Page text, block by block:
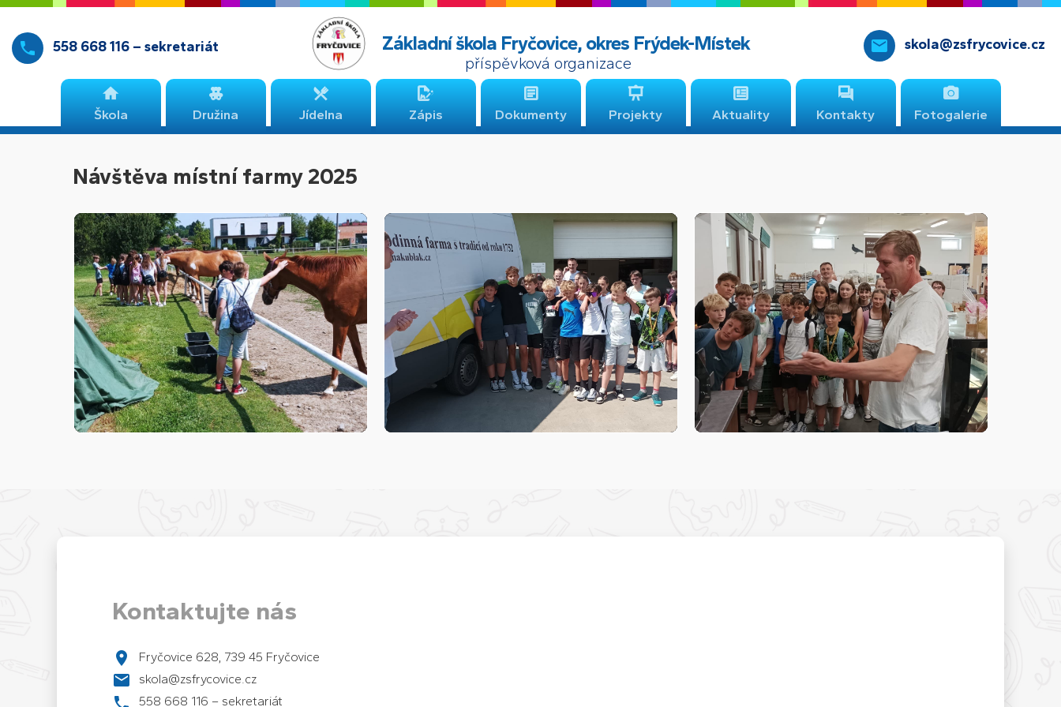
Základní škola Fryčovice, okres Frýdek-Místek
příspěvková organizace
skola@zsfrycovice.cz
558 668 116 – sekretariát
Škola Družina Jídelna Zápis Dokumenty Projekty Aktuality Kontakty Fotogalerie
Návštěva místní farmy 2025
Kontaktujte nás
Fryčovice 628, 739 45 Fryčovice
skola@zsfrycovice.cz
558 668 116 – sekretariát